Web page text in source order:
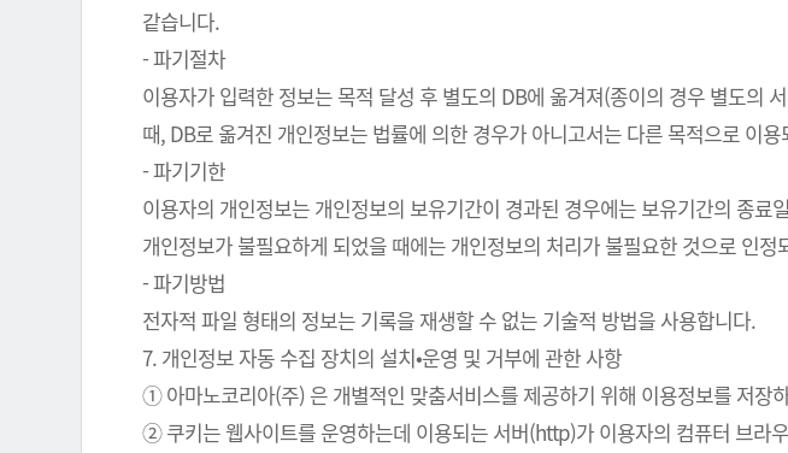
같습니다.
- 파기절차
이용자가 입력한 정보는 목적 달성 후 별도의 DB에 옮겨져(종이의 경우 별도의
때, DB로 옮겨진 개인정보는 법률에 의한 경우가 아니고서는 다른 목적으로 이
- 파기기한
이용자의 개인정보는 개인정보의 보유기간이 경과된 경우에는 보유기간의 종
개인정보가 불필요하게 되었을 때에는 개인정보의 처리가 불필요한 것으로 인
- 파기방법
전자적 파일 형태의 정보는 기록을 재생할 수 없는 기술적 방법을 사용합니다.
7. 개인정보 자동 수집 장치의 설치•운영 및 거부에 관한 사항
① 아마노코리아(주) 은 개별적인 맞춤서비스를 제공하기 위해 이용정보를 저장
② 쿠키는 웹사이트를 운영하는데 이용되는 서버(http)가 이용자의 컴퓨터 브라